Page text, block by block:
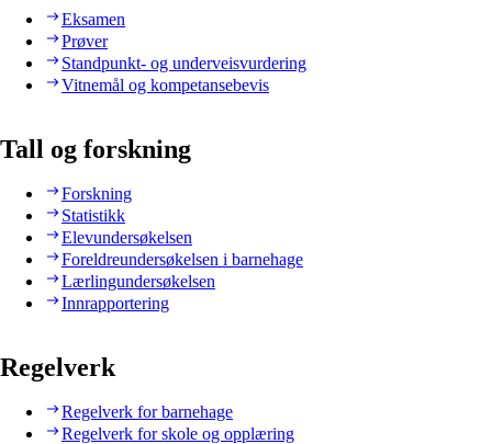
Eksamen
Prøver
Standpunkt- og underveisvurdering
Vitnemål og kompetansebevis
Tall og forskning
Forskning
Statistikk
Elevundersøkelsen
Foreldreundersøkelsen i barnehage
Lærlingundersøkelsen
Innrapportering
Regelverk
Regelverk for barnehage
Regelverk for skole og opplæring